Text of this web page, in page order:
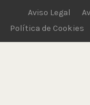
Aviso Legal
Política de Cookies